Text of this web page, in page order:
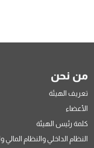
من نحن
تعريف الهيئة
الأعضاء
كلمة رئيس الهيئة
النظام الداخلي والنظام